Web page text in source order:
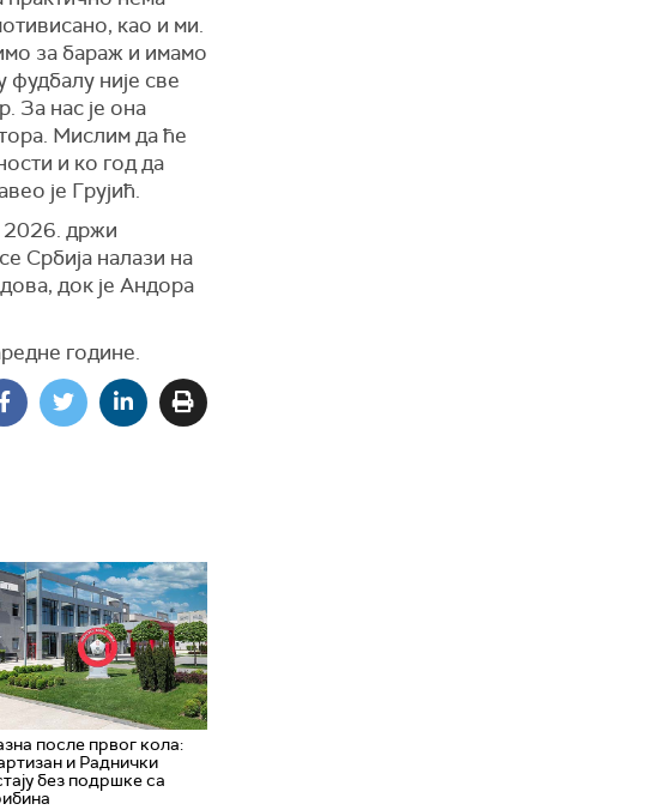
као и ми.
за бараж и имамо
није све
За нас је она
Мислим да ће
и ко год да
је Грујић.
2026. држи
Србија налази на
док је Андора
године.
после првог кола:
и Раднички
без подршке са